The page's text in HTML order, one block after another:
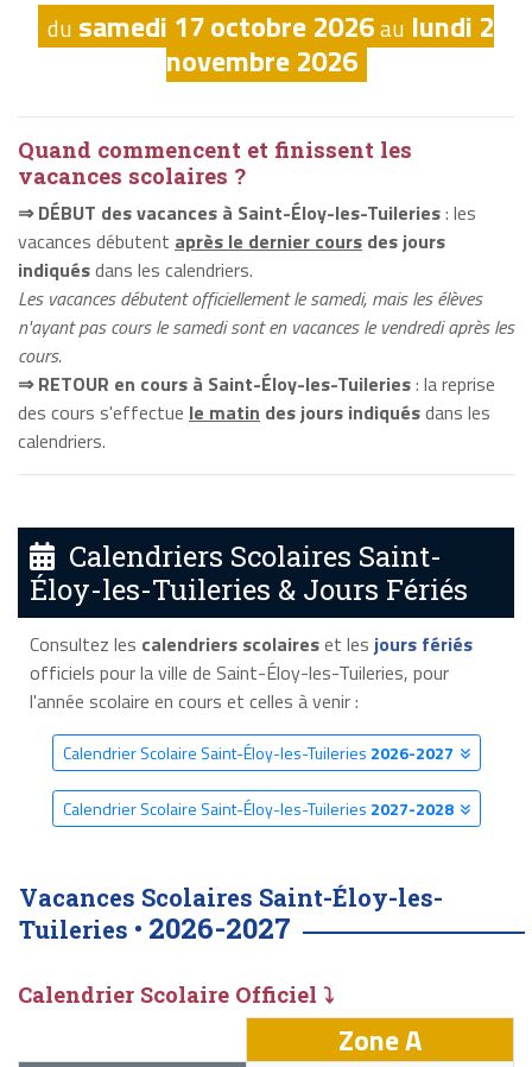
du samedi 17 octobre 2026au lundi 2
novembre 2026
Quand commencent et finissent les
vacances scolaires ?
⇒ DÉBUT des vacances à Saint-Éloy-les-Tuileries: les
vacances débutent après le dernier cours des jours
indiquésdans les calendriers.
Les vacances débutent officiellement le samedi, mais les élèves
n'ayant pas cours le samedi sont en vacances le vendredi après les
cours.
⇒ RETOUR en cours à Saint-Éloy-les-Tuileries: la reprise
des cours s'effectue le matin des jours indiquésdans les
calendriers.
Calendriers Scolaires Saint-
Éloy-les-Tuileries & Jours Fériés
Consultez les calendriers scolaireset les jours fériés
officiels pour la ville de Saint-Éloy-les-Tuileries, pour
l'année scolaire en cours et celles à venir :
Calendrier Scolaire Saint-Éloy-les-Tuileries 2026-2027
Calendrier Scolaire Saint-Éloy-les-Tuileries 2027-2028
Vacances Scolaires Saint-Éloy-les-
Tuileries • 2026-2027
Calendrier Scolaire Officiel ⤵
Zone A